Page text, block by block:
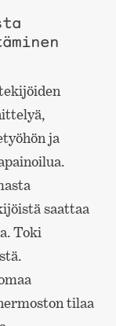
ja
saattaa
Toki
tilaa